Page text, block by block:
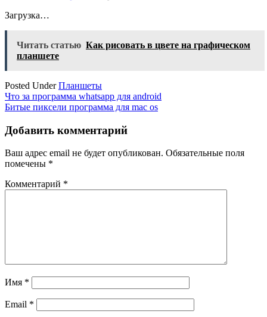
Загрузка…
Читать статью Как рисовать в цвете на графическом
планшете
Posted UnderПланшеты
Навигация
по
записям
Что за программа whatsapp для android
Битые пиксели программа для mac os
Добавить комментарий
Ваш адрес email не будет опубликован. Обязательные поля
помечены *
Комментарий *
Имя *
Email *